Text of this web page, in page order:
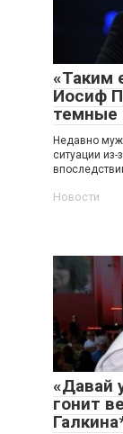
«Таким
Иосиф
темные
Недавно муж
ситуации из-
Новости
«Давай
гонит